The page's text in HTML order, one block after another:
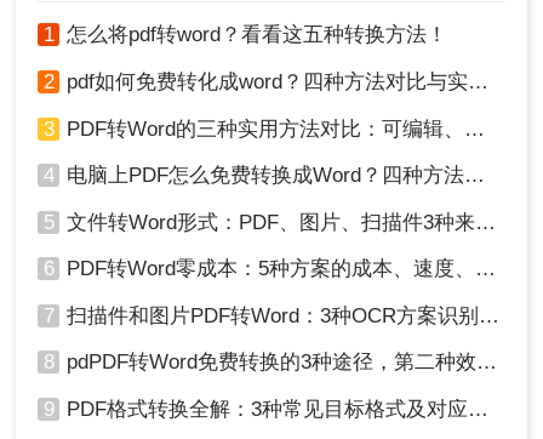
1 怎么将pdf转word？看看这五种转换方法！
2 pdf如何免费转化成word？四种方法对比与实操指南（附详细表格）
3 PDF转Word的三种实用方法对比：可编辑、保格式、避风险！
4 电脑上PDF怎么免费转换成Word？四种方法对比与实操指南（附详细表格）!
5 文件转Word形式：PDF、图片、扫描件3种来源分别怎么处理！
6 PDF转Word零成本：5种方案的成本、速度、精度对比！
7 扫描件和图片PDF转Word：3种OCR方案识别率实测！
8 pdPDF转Word免费转换的3种途径，第二种效率最高！
9 PDF格式转换全解：3种常见目标格式及对应操作方法！